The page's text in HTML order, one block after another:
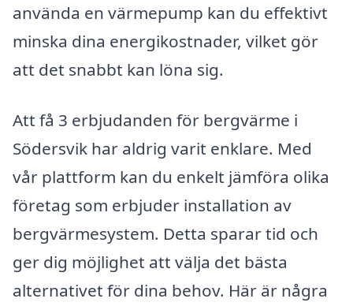
använda en värmepump kan du effektivt
minska dina energikostnader, vilket gör
att det snabbt kan löna sig.
Att få 3 erbjudanden för bergvärme i
Södersvik har aldrig varit enklare. Med
vår plattform kan du enkelt jämföra olika
företag som erbjuder installation av
bergvärmesystem. Detta sparar tid och
ger dig möjlighet att välja det bästa
alternativet för dina behov. Här är några